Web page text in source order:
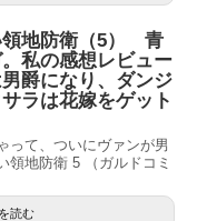
領地防衛（5） 青
私の感想レビュー
爵になり、ダンジ
ラは花嫁をゲット
って、ついにヴァンが男
領地防衛 5 （ガルドコミ
読む